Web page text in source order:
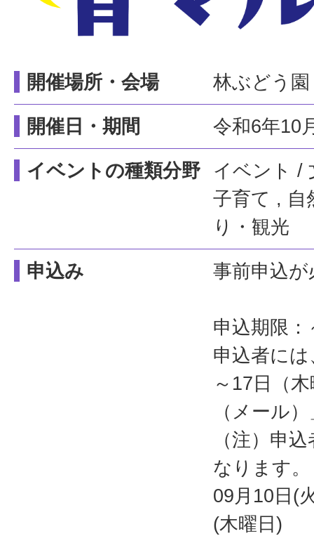
開催場所・会場 林ぶどう園
開催日・期間 令和6年10
イベントの種類分野
イベント /
子育て , 自
り・観光
申込み 事前申込
申込期限
申込者に
～17日（
（メール
（注）申
なります。
09月10日(
(木曜日)